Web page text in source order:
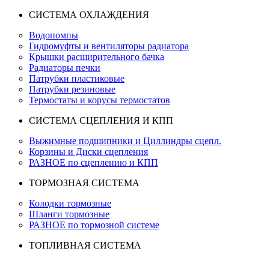
СИСТЕМА ОХЛАЖДЕНИЯ
Водопомпы
Гидромуфты и вентиляторы радиатора
Крышки расширительного бачка
Радиаторы печки
Патрубки пластиковые
Патрубки резиновые
Термостаты и корусы термостатов
СИСТЕМА СЦЕПЛЕНИЯ И КПП
Выжимные подшипники и Циллиндры сцепл.
Корзины и Диски сцепления
РАЗНОЕ по сцеплению и КПП
ТОРМОЗНАЯ СИСТЕМА
Колодки тормозные
Шланги тормозные
РАЗНОЕ по тормозной системе
ТОПЛИВНАЯ СИСТЕМА